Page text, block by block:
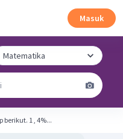
Masuk
Tentukan massa rata-rata isotop berikut. 1 , 4%...